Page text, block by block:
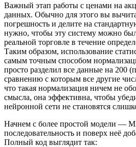
Важный этап работы с ценами на
данных. Обычно для этого вы
погрешность и делите на
нужно, чтобы эту систему можно
реальной торговле в течение
Таким образом, использование
самым точным способом
просто разделил все данные на 200
сравнению с которым все другие
что такая нормализация ничем не
смысла, она эффективна, чтобы
нейронной сети не становятся
Начнем с более простой модели —
последовательность и поверх неё
Полный код выглядит так: